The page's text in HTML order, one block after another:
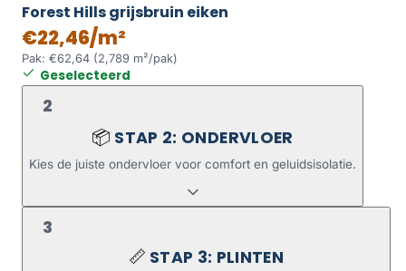
Forest Hills grijsbruin eiken
€22,46/m²
Pak: €62,64 (2,789 m²/pak)
Geselecteerd
2
📦 STAP 2: ONDERVLOER
Kies de juiste ondervloer voor comfort en geluidsisolatie.
3
📏 STAP 3: PLINTEN